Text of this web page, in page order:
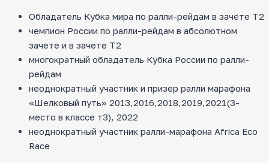
Обладатель Кубка мира по ралли-рейдам в зачёте Т2
чемпион России по ралли-рейдам в абсолютном
зачете и в зачете Т2
многократный обладатель Кубка России по ралли-
рейдам
неоднократный участник и призер ралли марафона
«Шелковый путь» 2013,2016,2018,2019,2021(3-
место в классе т3), 2022
неоднократный участник ралли-марафона Africa Eco
Race